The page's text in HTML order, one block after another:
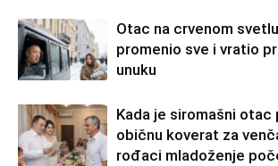
Otac na crvenom
promenio sve i vratio
unuku
Kada je siromašni
običnu koverat za
rođaci mladoženje